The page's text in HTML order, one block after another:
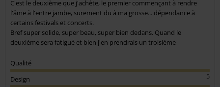
C'est le deuxième que j'achète, le premier commençant à rendre
l'âme à l'entre jambe, surement du à ma grosse... dépendance à
certains festivals et concerts.
Bref super solide, super beau, super bien dedans. Quand le
deuxième sera fatigué et bien j'en prendrais un troisième
Qualité
5
Design